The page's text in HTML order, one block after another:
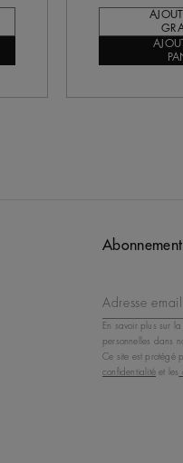
Abonnement
Adresse
En savoir plus sur
personnelles dans
Ce site est protégé
confidentialité et les